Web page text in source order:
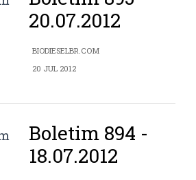
20.07.2012
BIODIESELBR.COM
20 JUL 2012
Boletim 894 -
18.07.2012